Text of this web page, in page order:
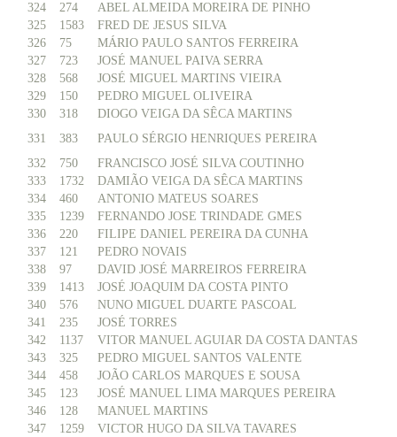
324
274
ABEL ALMEIDA MOREIRA DE PINHO
325
1583
FRED DE JESUS SILVA
326
75
MÁRIO PAULO SANTOS FERREIRA
327
723
JOSÉ MANUEL PAIVA SERRA
328
568
JOSÉ MIGUEL MARTINS VIEIRA
329
150
PEDRO MIGUEL OLIVEIRA
330
318
DIOGO VEIGA DA SÊCA MARTINS
331
383
PAULO SÉRGIO HENRIQUES PEREIRA
332
750
FRANCISCO JOSÉ SILVA COUTINHO
333
1732
DAMIÃO VEIGA DA SÊCA MARTINS
334
460
ANTONIO MATEUS SOARES
335
1239
FERNANDO JOSE TRINDADE GMES
336
220
FILIPE DANIEL PEREIRA DA CUNHA
337
121
PEDRO NOVAIS
338
97
DAVID JOSÉ MARREIROS FERREIRA
339
1413
JOSÉ JOAQUIM DA COSTA PINTO
340
576
NUNO MIGUEL DUARTE PASCOAL
341
235
JOSÉ TORRES
342
1137
VITOR MANUEL AGUIAR DA COSTA DANTAS
343
325
PEDRO MIGUEL SANTOS VALENTE
344
458
JOÃO CARLOS MARQUES E SOUSA
345
123
JOSÉ MANUEL LIMA MARQUES PEREIRA
346
128
MANUEL MARTINS
347
1259 VICTOR HUGO DA SILVA TAVARES